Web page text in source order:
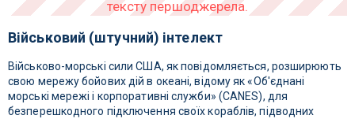
Військовий (штучний) інтелект
Військово-морські сили США, як повідомляється, розширюють
свою мережу бойових дій в океані, відому як «Об'єднані
морські мережі і корпоративні служби» (CANES), для
безперешкодного підключення своїх кораблів, підводних